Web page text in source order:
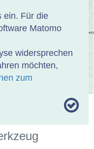
ein. Für die
Matomo
widersprechen
möchten,
zum